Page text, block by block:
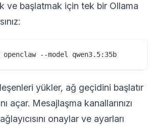
ve başlatmak için tek bir Ollama
yükler, ağ geçidini başlatır
açar. Mesajlaşma kanallarınızı
onaylar ve ayarları